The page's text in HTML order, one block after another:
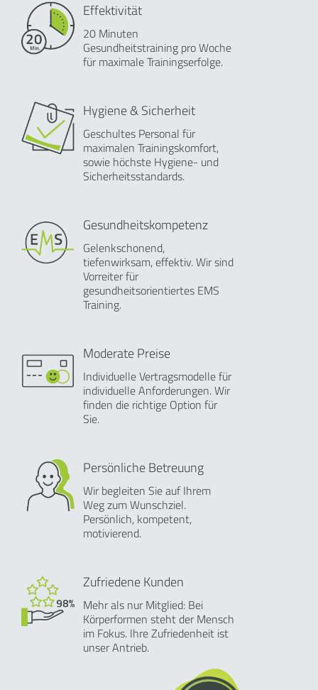
Effektivität
20 Minuten
Gesundheitstraining pro Woche
für maximale Trainingserfolge.
Hygiene & Sicherheit
Geschultes Personal für
maximalen Trainingskomfort,
sowie höchste Hygiene- und
Sicherheitsstandards.
Gesundheitskompetenz
Gelenkschonend,
tiefenwirksam, effektiv. Wir sind
Vorreiter für
gesundheitsorientiertes EMS
Training.
Moderate Preise
Individuelle Vertragsmodelle für
individuelle Anforderungen. Wir
finden die richtige Option für
Sie.
Persönliche Betreuung
Wir begleiten Sie auf Ihrem
Weg zum Wunschziel.
Persönlich, kompetent,
motivierend.
Zufriedene Kunden
Mehr als nur Mitglied: Bei
Körperformen steht der Mensch
im Fokus. Ihre Zufriedenheit ist
unser Antrieb.